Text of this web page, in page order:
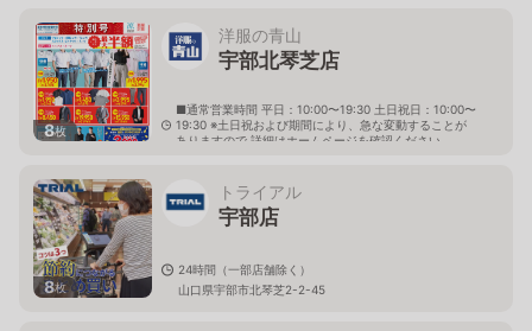
8枚
洋服の青山
宇部北琴芝店
■通常営業時間 平日：10:00〜19:30 土日祝日：10:00〜
19:30 ※土日祝および期間により、急な変動することが
ありますので 詳細はホームページを確認ください
8枚
トライアル
宇部店
24時間（一部店舗除く）
山口県宇部市北琴芝2-2-45